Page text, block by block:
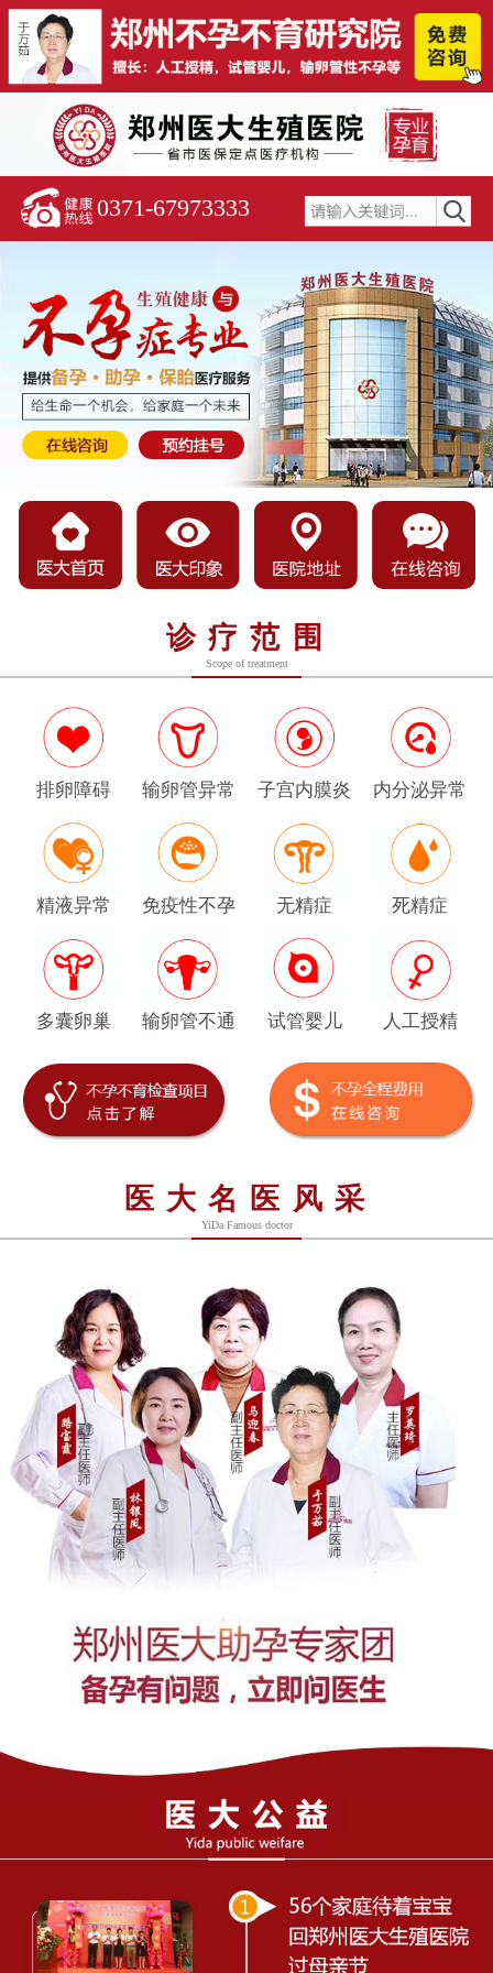
0371-67973333
诊疗范围
Scope of treatment
排卵障碍 输卵管异常 子宫内膜炎 内分泌异常
精液异常 免疫性不孕 无精症 死精症
多囊卵巢 输卵管不通 试管婴儿 人工授精
医大名医风采
YiDa Famous doctor